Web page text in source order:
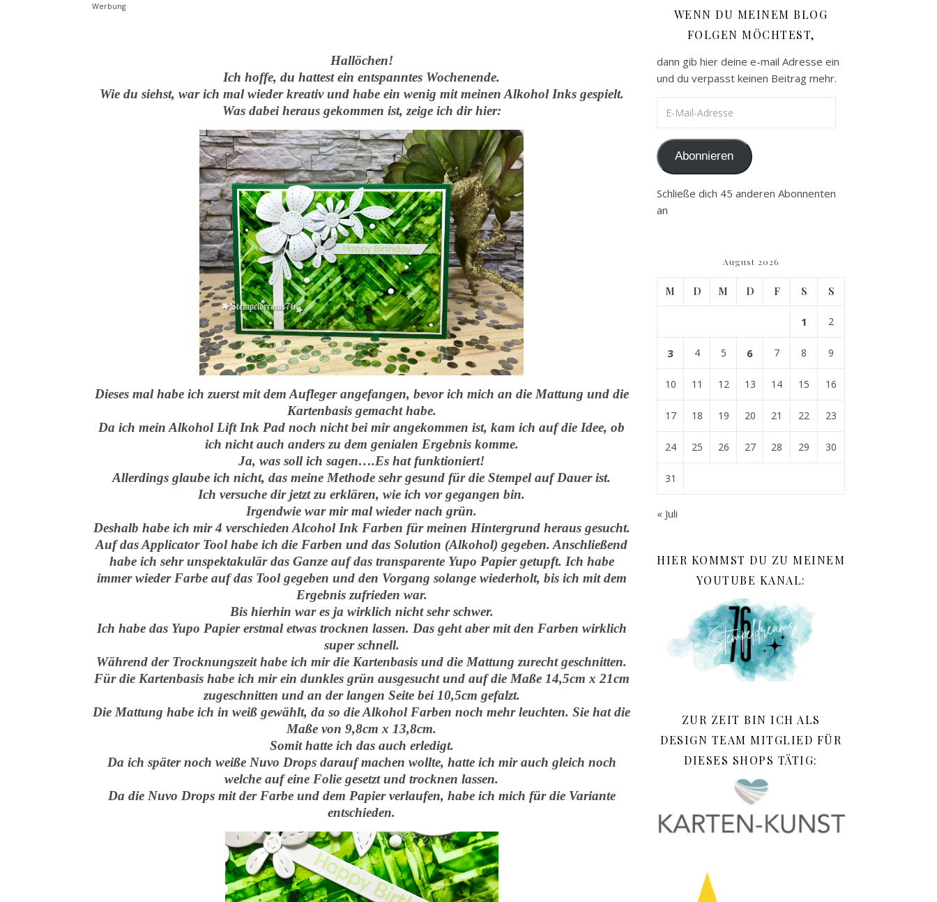
Werbung
Hallöchen!
Ich hoffe, du hattest ein entspanntes Wochenende.
Wie du siehst, war ich mal wieder kreativ und habe ein wenig mit meinen Alkohol Inks gespielt.
Was dabei heraus gekommen ist, zeige ich dir hier:
Dieses mal habe ich zuerst mit dem Aufleger angefangen, bevor ich mich an die Mattung und die
Kartenbasis gemacht habe.
Da ich mein Alkohol Lift Ink Pad noch nicht bei mir angekommen ist, kam ich auf die Idee, ob
ich nicht auch anders zu dem genialen Ergebnis komme.
Ja, was soll ich sagen….Es hat funktioniert!
Allerdings glaube ich nicht, das meine Methode sehr gesund für die Stempel auf Dauer ist.
Ich versuche dir jetzt zu erklären, wie ich vor gegangen bin.
Irgendwie war mir mal wieder nach grün.
Deshalb habe ich mir 4 verschieden Alcohol Ink Farben für meinen Hintergrund heraus gesucht.
Auf das Applicator Tool habe ich die Farben und das Solution (Alkohol) gegeben. Anschließend
habe ich sehr unspektakulär das Ganze auf das transparente Yupo Papier getupft. Ich habe
immer wieder Farbe auf das Tool gegeben und den Vorgang solange wiederholt, bis ich mit dem
Ergebnis zufrieden war.
Bis hierhin war es ja wirklich nicht sehr schwer.
Ich habe das Yupo Papier erstmal etwas trocknen lassen. Das geht aber mit den Farben wirklich
super schnell.
Während der Trocknungszeit habe ich mir die Kartenbasis und die Mattung zurecht geschnitten.
Für die Kartenbasis habe ich mir ein dunkles grün ausgesucht und auf die Maße 14,5cm x 21cm
zugeschnitten und an der langen Seite bei 10,5cm gefalzt.
Die Mattung habe ich in weiß gewählt, da so die Alkohol Farben noch mehr leuchten. Sie hat die
Maße von 9,8cm x 13,8cm.
Somit hatte ich das auch erledigt.
Da ich später noch weiße Nuvo Drops darauf machen wollte, hatte ich mir auch gleich noch
welche auf eine Folie gesetzt und trocknen lassen.
Da die Nuvo Drops mit der Farbe und dem Papier verlaufen, habe ich mich für die Variante
entschieden.
WENN DU MEINEM BLOG
FOLGEN MÖCHTEST,
dann gib hier deine e-mail Adresse ein
und du verpasst keinen Beitrag mehr.
Abonnieren
Schließe dich 45 anderen Abonnenten
an
August 2026
M D M D F S S
1 2
3 4 5 6 7 8 9
10 11 12 13 14 15 16
17 18 19 20 21 22 23
24 25 26 27 28 29 30
31
« Juli
HIER KOMMST DU ZU MEINEM
YOUTUBE KANAL:
ZUR ZEIT BIN ICH ALS
DESIGN TEAM MITGLIED FÜR
DIESES SHOPS TÄTIG: